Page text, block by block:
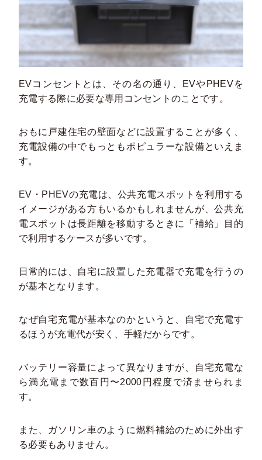
EVコンセントとは、その名の通り、EVやPHEVを
充電する際に必要な専用コンセントのことです。
おもに戸建住宅の壁面などに設置することが多く、
充電設備の中でもっともポピュラーな設備といえま
す。
EV・PHEVの充電は、公共充電スポットを利用する
イメージがある方もいるかもしれませんが、公共充
電スポットは長距離を移動するときに「補給」目的
で利用するケースが多いです。
日常的には、自宅に設置した充電器で充電を行うの
が基本となります。
なぜ自宅充電が基本なのかというと、自宅で充電す
るほうが充電代が安く、手軽だからです。
バッテリー容量によって異なりますが、自宅充電な
ら満充電まで数百円〜2000円程度で済ませられま
す。
また、ガソリン車のように燃料補給のために外出す
る必要もありません。